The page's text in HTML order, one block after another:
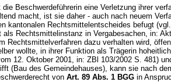
die Beschwerdeführerin eine Verletzung ihrer
macht, ist sie daher - auch nach neuem
kantonalen Rechtsmittelentscheides befugt
als Rechtsmittelinstanz in Vergabesachen, in:
Rechtsmittelverfahren dazu verhalten wird,
wollte, in ihrer Funktion als Trägerin
12. Oktober 2001, in: ZBl 103/2002 S. 481)
(Bau des Gemeindehauses), kann sie nach
von Art. 89 Abs. 1 BGG in